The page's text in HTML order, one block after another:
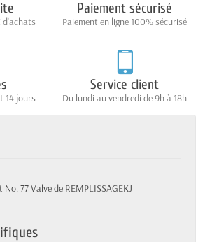
d'achats
Paiement sécurisé
Paiement en ligne 100% sécurisé
14 jours
Service client
Du lundi au vendredi de 9h à 18h
77 Valve de REMPLISSAGEKJ